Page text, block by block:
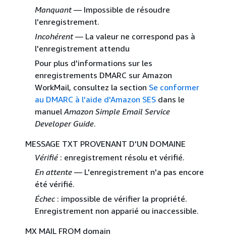
Manquant— Impossible de résoudre
l'enregistrement.
Incohérent— La valeur ne correspond pas à
l'enregistrement attendu
Pour plus d'informations sur les
enregistrements DMARC sur Amazon
WorkMail, consultez la section Se conformer
au DMARC à l'aide d'Amazon SESdans le
manuel Amazon Simple Email Service
Developer Guide.
MESSAGE TXT PROVENANT D'UN DOMAINE
Vérifié: enregistrement résolu et vérifié.
En attente— L'enregistrement n'a pas encore
été vérifié.
Échec: impossible de vérifier la propriété.
Enregistrement non apparié ou inaccessible.
MX MAIL FROM domain